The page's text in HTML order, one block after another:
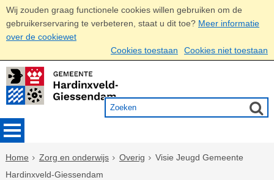
Wij zouden graag functionele cookies willen gebruiken om de
gebruikerservaring te verbeteren, staat u dit toe? Meer informatie
over de cookiewet
Cookies toestaan
Cookies niet toestaan
Home Zorg en onderwijs Overig
Visie Jeugd Gemeente
Hardinxveld-Giessendam